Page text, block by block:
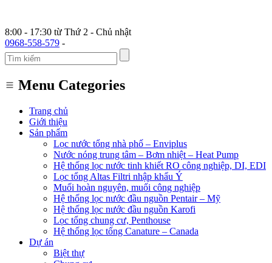
8:00 - 17:30 từ Thứ 2 - Chủ nhật
0968-558-579 -
Menu Categories
Trang chủ
Giới thiệu
Sản phẩm
Lọc nước tổng nhà phố – Enviplus
Nước nóng trung tâm – Bơm nhiệt – Heat Pump
Hệ thống lọc nước tinh khiết RO công nghiệp, DI, EDI
Lọc tổng Altas Filtri nhập khẩu Ý
Muối hoàn nguyên, muối công nghiệp
Hệ thống lọc nước đầu nguồn Pentair – Mỹ
Hệ thống lọc nước đầu nguồn Karofi
Lọc tổng chung cư, Penthouse
Hệ thống lọc tổng Canature – Canada
Dự án
Biệt thự